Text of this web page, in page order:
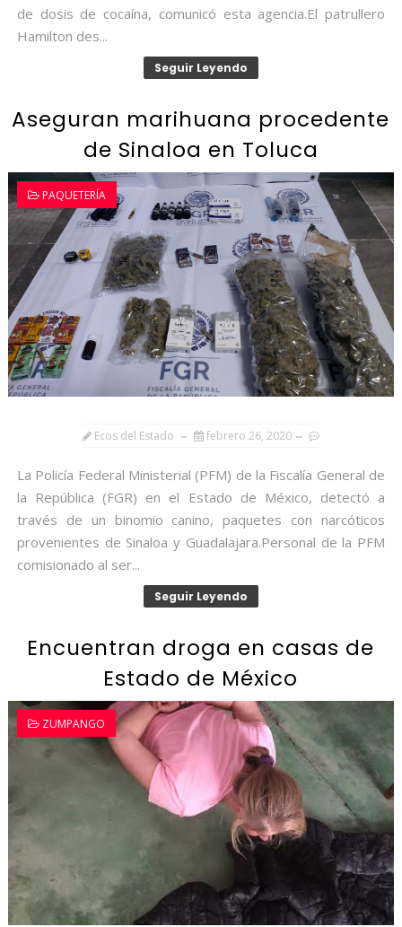
de dosis de cocaína, comunicó esta agencia.El patrullero
Hamilton des...
Seguir Leyendo
Aseguran marihuana procedente
de Sinaloa en Toluca
PAQUETERÍA
Ecos del Estado febrero 26, 2020
La Policía Federal Ministerial (PFM) de la Fiscalía General de
la República (FGR) en el Estado de México, detectó a
través de un binomio canino, paquetes con narcóticos
provenientes de Sinaloa y Guadalajara.Personal de la PFM
comisionado al ser...
Seguir Leyendo
Encuentran droga en casas de
Estado de México
ZUMPANGO